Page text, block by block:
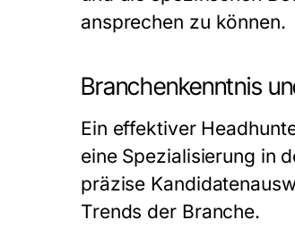
ansprechen zu können.
Branchenkenntnis
Ein effektiver
eine Spezialisierung in
präzise
Trends der Branche.